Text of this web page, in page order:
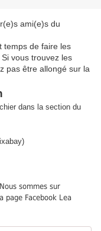
ami(e)s du
temps de faire les
vous trouvez les
pas être allongé sur la
dans la section du
sommes sur
page Facebook Lea